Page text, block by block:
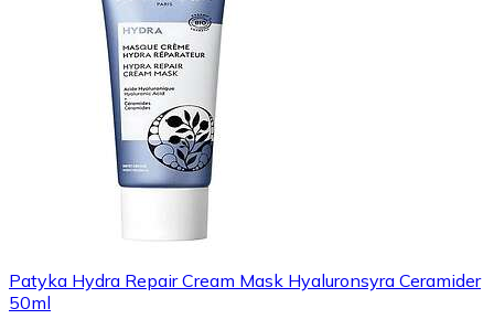
Patyka Hydra Repair Cream Mask Hyaluronsyra Ceramider
50ml